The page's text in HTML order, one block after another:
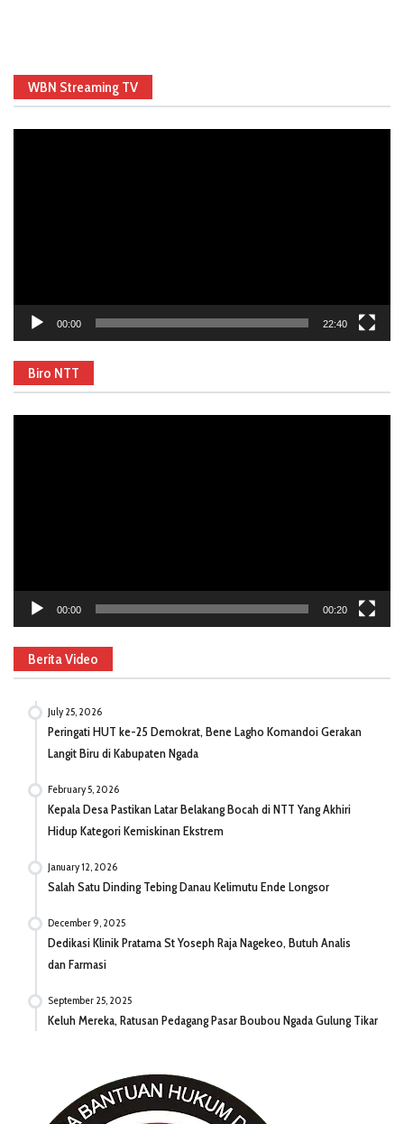
WBN Streaming TV
00:00 22:40
Biro NTT
00:00 00:20
Berita Video
July 25, 2026
Peringati HUT ke-25 Demokrat, Bene Lagho Komandoi Gerakan
Langit Biru di Kabupaten Ngada
February 5, 2026
Kepala Desa Pastikan Latar Belakang Bocah di NTT Yang Akhiri
Hidup Kategori Kemiskinan Ekstrem
January 12, 2026
Salah Satu Dinding Tebing Danau Kelimutu Ende Longsor
December 9, 2025
Dedikasi Klinik Pratama St Yoseph Raja Nagekeo, Butuh Analis
dan Farmasi
September 25, 2025
Keluh Mereka, Ratusan Pedagang Pasar Boubou Ngada Gulung Tikar